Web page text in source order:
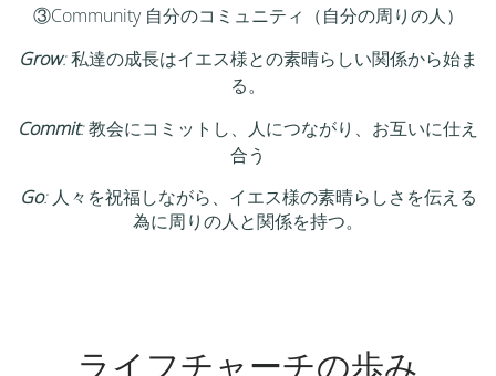
③Community 自分のコミュニティ（自分の周りの人）
Grow:私達の成長はイエス様との素晴らしい関係から始ま
る。
Commit:教会にコミットし、人につながり、お互いに仕え
合う
Go: 人々を祝福しながら、イエス様の素晴らしさを伝える
為に周りの人と関係を持つ。
ライフチャーチの歩み